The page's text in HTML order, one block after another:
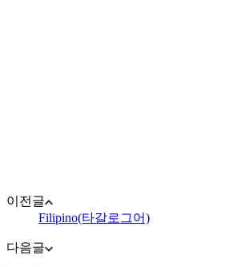
이전글
Filipino(타갈로그어)
다음글